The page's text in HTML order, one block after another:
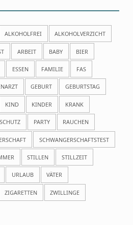
ALKOHOLFREI ALKOHOLVERZICHT
ARBEIT BABY BIER
ESSEN FAMILIE FAS
GEBURT GEBURTSTAG
KIND KINDER KRANK
PARTY RAUCHEN
SCHWANGERSCHAFTSTEST
STILLEN STILLZEIT
URLAUB VÄTER
ZIGARETTEN ZWILLINGE